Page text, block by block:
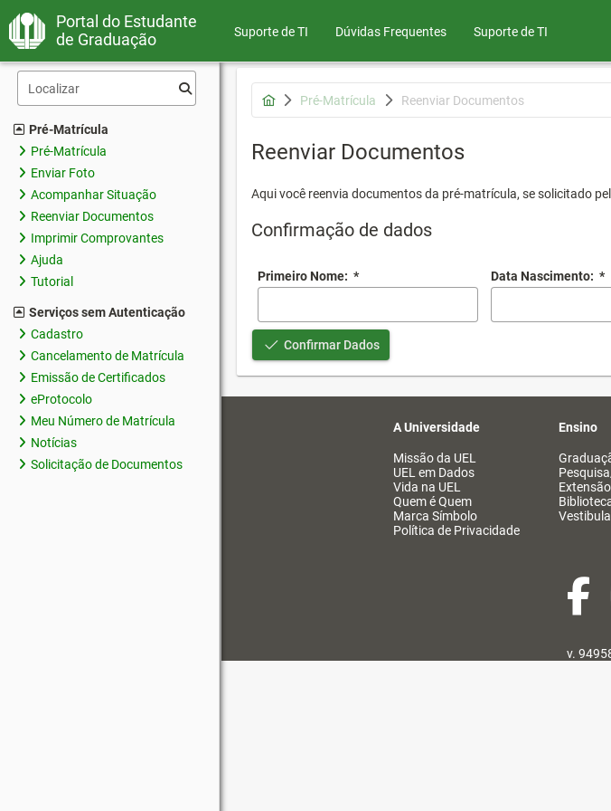
Portal do Estudante
de Graduação
Suporte de TI Dúvidas Frequentes Suporte de TI
Pré-Matrícula
Pré-Matrícula
Enviar Foto
Acompanhar Situação
Reenviar Documentos
Imprimir Comprovantes
Ajuda
Tutorial
Serviços sem Autenticação
Cadastro
Cancelamento de Matrícula
Emissão de Certificados
eProtocolo
Meu Número de Matrícula
Notícias
Solicitação de Documentos
Pré-Matrícula Reenviar Documentos
Reenviar Documentos
Aqui você reenvia documentos da pré-matrícula, se solicitado
Confirmação de dados
Primeiro Nome: * Data Nascimento: *
Confirmar Dados
A Universidade
Missão da UEL
UEL em Dados
Vida na UEL
Quem é Quem
Marca Símbolo
Política de Privacidade
Ensino
Extensão
v.